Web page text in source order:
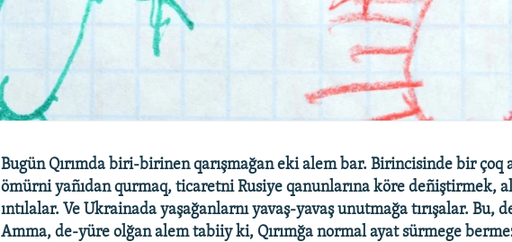
Bugün Qırımda biri-birinen qarışmağan eki alem bar. Birincisinde bir çoq
ömürni yañıdan qurmaq, ticaretni Rusiye qanunlarına köre deñiştirmek,
ıntılalar. Ve Ukrainada yaşağanlarnı yavaş-yavaş unutmağa tırışalar. Bu,
Amma, de-yüre olğan alem tabiiy ki, Qırımğa normal ayat sürmege